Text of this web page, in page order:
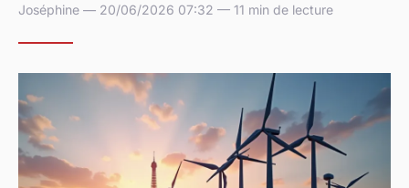
Joséphine — 20/06/2026 07:32 — 11 min de lecture